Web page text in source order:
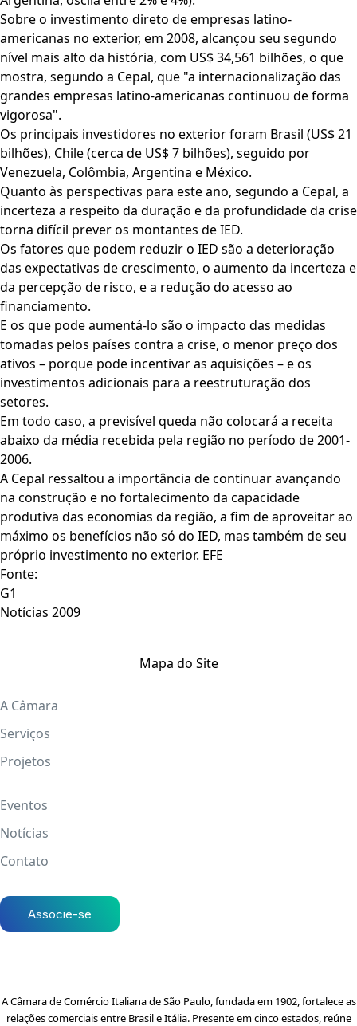
Sobre o investimento direto de empresas latino-
americanas no exterior, em 2008, alcançou seu segundo
nível mais alto da história, com US$ 34,561 bilhões, o que
mostra, segundo a Cepal, que "a internacionalização das
grandes empresas latino-americanas continuou de forma
vigorosa".
Os principais investidores no exterior foram Brasil (US$ 21
bilhões), Chile (cerca de US$ 7 bilhões), seguido por
Venezuela, Colômbia, Argentina e México.
Quanto às perspectivas para este ano, segundo a Cepal, a
incerteza a respeito da duração e da profundidade da crise
torna difícil prever os montantes de IED.
Os fatores que podem reduzir o IED são a deterioração
das expectativas de crescimento, o aumento da incerteza e
da percepção de risco, e a redução do acesso ao
financiamento.
E os que pode aumentá-lo são o impacto das medidas
tomadas pelos países contra a crise, o menor preço dos
ativos – porque pode incentivar as aquisições – e os
investimentos adicionais para a reestruturação dos
setores.
Em todo caso, a previsível queda não colocará a receita
abaixo da média recebida pela região no período de 2001-
2006.
A Cepal ressaltou a importância de continuar avançando
na construção e no fortalecimento da capacidade
produtiva das economias da região, a fim de aproveitar ao
máximo os benefícios não só do IED, mas também de seu
próprio investimento no exterior. EFE
Fonte:
G1
Notícias 2009
Mapa do Site
A Câmara
Serviços
Projetos
Eventos
Notícias
Contato
Associe-se
A Câmara de Comércio Italiana de São Paulo, fundada em 1902, fortalece as
relações comerciais entre Brasil e Itália. Presente em cinco estados, reúne